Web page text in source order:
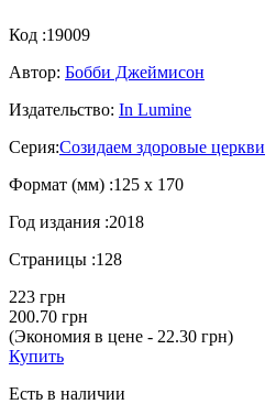
Код :19009
Автор: Бобби Джеймисон
Издательство: In Lumine
Серия:Созидаем здоровые церкви
Формат (мм) :125 х 170
Год издания :2018
Страницы :128
223 грн
200.70 грн
(Экономия в цене - 22.30 грн)
Купить
Есть в наличии